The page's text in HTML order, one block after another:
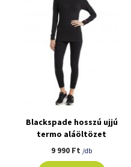
Blackspade hosszú ujjú
termo aláöltözet
9 990 Ft /db